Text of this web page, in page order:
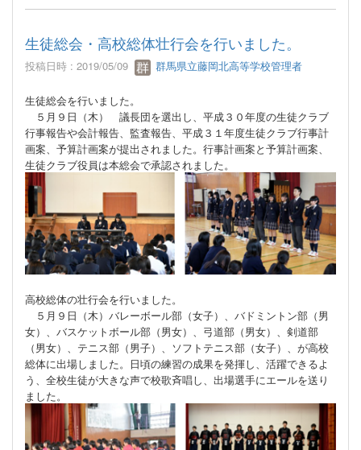
生徒総会・高校総体壮行会を行いました。
投稿日時 : 2019/05/09 群馬県立藤岡北高等学校管理者
生徒総会を行いました。
５月９日（木） 議長団を選出し、平成３０年度の生徒クラブ
行事報告や会計報告、監査報告、平成３１年度生徒クラブ行事計
画案、予算計画案が提出されました。行事計画案と予算計画案、
生徒クラブ役員は本総会で承認されました。
高校総体の壮行会を行いました。
５月９日（木）バレーボール部（女子）、バドミントン部（男
女）、バスケットボール部（男女）、弓道部（男女）、剣道部
（男女）、テニス部（男子）、ソフトテニス部（女子）、が高校
総体に出場しました。日頃の練習の成果を発揮し、活躍できるよ
う、全校生徒が大きな声で校歌斉唱し、出場選手にエールを送り
ました。